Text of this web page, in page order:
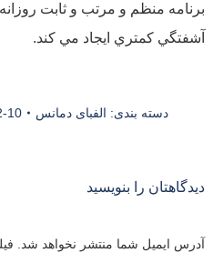
برنامه منظم و مرتب و ثابت
آشفتگي كمتري ايجاد مي كند.
دسته بندی: الفبای دمانس 10
دیدگاهتان را بنویسید
آدرس ایمیل شما منتشر نخواهد شد.